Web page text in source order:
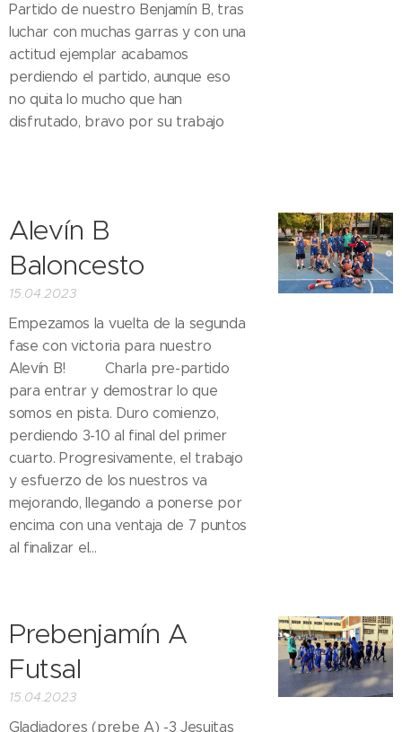
Partido de nuestro Benjamín B, tras
luchar con muchas garras y con una
actitud ejemplar acabamos
perdiendo el partido, aunque eso
no quita lo mucho que han
disfrutado, bravo por su trabajo 👏🏼
Alevín B
Baloncesto
15.04.2023
Empezamos la vuelta de la segunda
fase con victoria para nuestro
Alevín B!🤩🤩 Charla pre-partido
para entrar y demostrar lo que
somos en pista. Duro comienzo,
perdiendo 3-10 al final del primer
cuarto. Progresivamente, el trabajo
y esfuerzo de los nuestros va
mejorando, llegando a ponerse por
encima con una ventaja de 7 puntos
al finalizar el...
Prebenjamín A
Futsal
15.04.2023
Gladiadores (prebe A) -3 Jesuitas